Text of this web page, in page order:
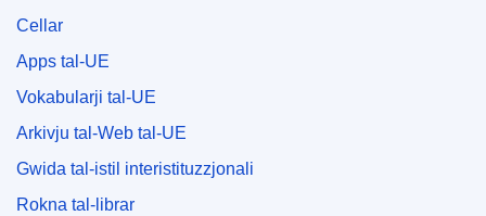
Cellar
Apps tal-UE
Vokabularji tal-UE
Arkivju tal-Web tal-UE
Gwida tal-istil interistituzzjonali
Rokna tal-librar